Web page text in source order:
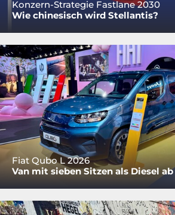
Konzern-Strategie Fastlane 2030
Wie chinesisch wird Stellantis?
Fiat Qubo L 2026
Van mit sieben Sitzen als Diesel